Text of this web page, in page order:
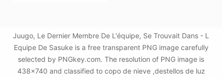
Juugo, Le Dernier Membre De L'équipe, Se Trouvait Dans - L
Equipe De Sasuke is a free transparent PNG image carefully
selected by PNGkey.com. The resolution of PNG image is
438x740 and classified to copo de nieve ,destellos de luz